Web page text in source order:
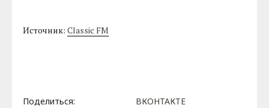
Источник:Classic FM
Поделиться:
ВКОНТАКТЕ